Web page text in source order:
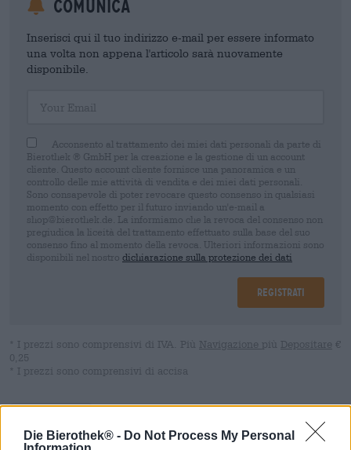
Die Bierothek® - Do Not Process My Personal
Comunica
Inserisci qui il tuo indirizzo e-mail per essere informato
una volta non appena l'articolo sarà nuovamente
disponibile.
Acconsento al trattamento dei miei dati personali da parte di
Bierothek ® GmbH per la creazione e la gestione di un account
cliente. Questo account cliente fornisce una panoramica e un
controllo delle mie attività di vendita e dei miei dati personali.
Sono consapevole di poter revocare questo consenso in qualsiasi
momento con effetto per il futuro inviando un'e-mail a
shop@bierothek.de. La informiamo che la revoca del consenso non
pregiudica la liceità del trattamento effettuato sulla base del suo
consenso fino al momento della revoca. Ulteriori informazioni sono
disponibili nel nostro dichiarazione sulla protezione dei dati
Registrati
* I prezzi sono comprensivi di IVA. Più Navigazione più Depositare €
0,25
* I prezzi sono comprensivi di accisa